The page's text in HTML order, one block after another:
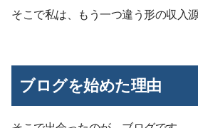
そこで私は、もう一つ違う形の収入
ブログを始めた理由